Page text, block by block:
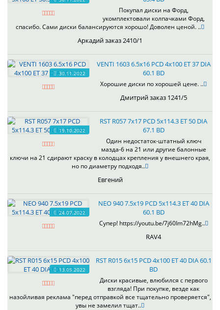
Покупал диски на Форд,
укомплектовали колпачками Форд,
спасибо. Сами диски балансируются хорошо! Доволен ценой. ..
Аркадий заказ 2410/1
30.11.2022
VENTI 1603 6.5x16 PCD 4x100 ET 37 DIA
60.1 BD
Хорошие диски по хорошей цене. ..
Дмитрий заказ 1241/5
19.10.2022
RST R057 7x17 PCD 5x114.3 ET 50 DIA
67.1 BD
Один недостаток-штатный ключ
мазда-6 на 21 или другие балонные
ключи на 21 сдирают краску в колодцах крепления у внешнего края,
но по диаметру подходя..
Евгений
24.07.2022
NEO 940 7.5x19 PCD 5x114.3 ET 40 DIA
60.1 BD
Супер! https://youtu.be/7j60Im72hMg..
RAV4
13.05.2022
RST R015 6x15 PCD 4x100 ET 40 DIA 60.1
BD
Диски красивые, влюбился с первого
взгляда! При покупке, везде как
назойливая реклама "перед отправкой все тщательно проверяется",
увы не замелил тщат..